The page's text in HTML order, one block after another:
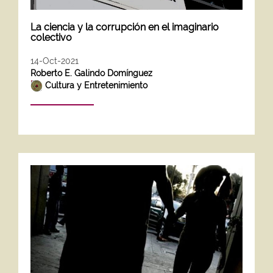
La ciencia y la corrupción en el imaginario
colectivo
14-Oct-2021
Roberto E. Galindo Domínguez
Cultura y Entretenimiento